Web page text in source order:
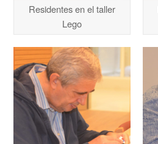
Residentes en el taller
Lego